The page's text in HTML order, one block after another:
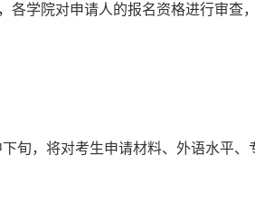
各学院对申请人的报名资格进行审查
旬，将对考生申请材料、外语水平、